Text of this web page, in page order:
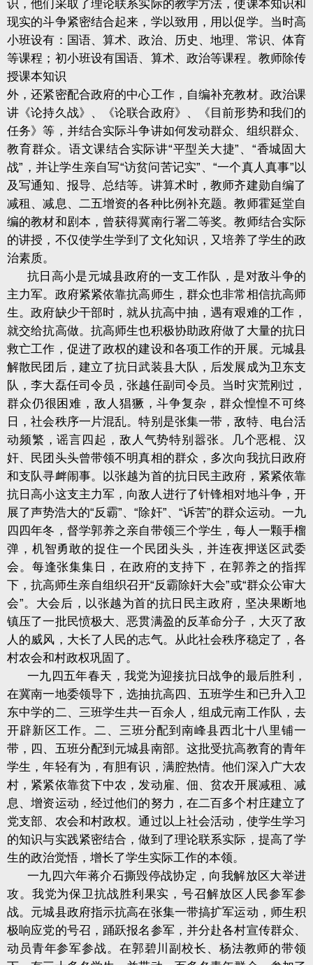
识，他们采取了理论联系实际的教学方法，使课本知识和
现实的斗争紧密结合起来，学以致用，用以促学。当时高
小班设有：国语、算术、政治、历史、地理、常识、体育
等课程；初小班设有国语、算术、政治等课程。教师除传
授课本知识
外，还紧密配合政府的中心工作，自编补充教材。政治课
讲《论持久战》、《论联合政府》、《目前形势和我们的
任务》等，并结合实际斗争讲如何发动群众、组织群众、
教育群众。语文课结合实际讲“平型关大捷”、“香城固大
战”，并让学生亲自写“访贫问苦记实”、“一个真人真事”以
及写通知、报导、总结等。讲算术时，教师齐建勋自编了
减租、减息、二五增资的各种比例补充题。教师霍延堂自
编的教材和剧本，曾获得冀南行署二等奖。教师结合实际
的讲授，不仅使学生学到了文化知识，又培养了学生的政
治素质。
抗日高小是元城县政府的一支工作队，是对敌斗争的
主力军。政府紧紧依靠抗高师生，群众也非常相信抗高师
生。政府缺少干部时，就从抗高中抽，遇有艰难的工作，
就交给抗高做。抗高师生也积极协助政府做了大量的抗日
救亡工作，促进了政权的建设和各项工作的开展。元城县
解散民团后，建立了抗日武装县大队，后发展成为卫东支
队，李大磊任司令员，张越任副司令员。当时灾荒刚过，
群众仍很困难，敌人猖獗，斗争复杂，群众惶惶不可终
日，社会秩序一片混乱。特别是张集一带，敌特、电台活
动频繁，谣言四起，敌人气势特别嚣张。几个恶棍、汉
奸、民团头头曾带领不明真相的群众，多次向我抗日政府
和支队寻衅闹事。以张越为首的抗日民主政府，紧紧依靠
抗日高小这支主力军，向敌人进行了针锋相对地斗争，开
展了声势浩大的“反霸”、“除奸”、“诉苦”的群众运动。一九
四四年冬，督学郭养之亲自带领三个学生，每人一颗手榴
弹，机智勇敢的捉住一个民团头头，并连夜押送区武委
会。每逢张集集日，在政府的支持下，在郭养之的指挥
下，抗高师生亲自组织召开“反霸除奸大会”或“群众公审大
会”。大会后，以张越为首的抗日民主政府，坚决果断地
镇压了一批民愤极大、恶贯满盈的反革命分子，大灭了敌
人的威风，大长了人民的志气。从此社会秩序稳定了，各
村农会和村政权巩固了。
一九四五年春天，我党为迎接抗日战争的最后胜利，
在冀南一地委领导下，选抽抗高四、五班学生和已升入卫
东中学的二、三班学生共一百余人，组成元南工作队，去
开辟新区工作。二、三班分配到南峰县西北十八里铺一
带，四、五班分配到元城县南部。这批受抗高教育的青年
学生，年轻有为，有胆有识，满腔热情。他们深入广大农
村，紧紧依靠贫下中农，发动雇、佃、贫农开展减租、减
息、增资运动，经过他们的努力，在二百多个村庄建立了
党支部、农会和村政权。通过以上社会活动，使学生学习
的知识与实践紧密结合，做到了理论联系实际，提高了学
生的政治觉悟，增长了学生实际工作的本领。
一九四六年蒋介石撕毁停战协定，向我解放区大举进
攻。我党为保卫抗战胜利果实，号召解放区人民参军参
战。元城县政府指示抗高在张集一带搞扩军运动，师生积
极响应党的号召，踊跃报名参军，并分赴各村宣传群众、
动员青年参军参战。在郭碧川副校长、杨法教师的带领